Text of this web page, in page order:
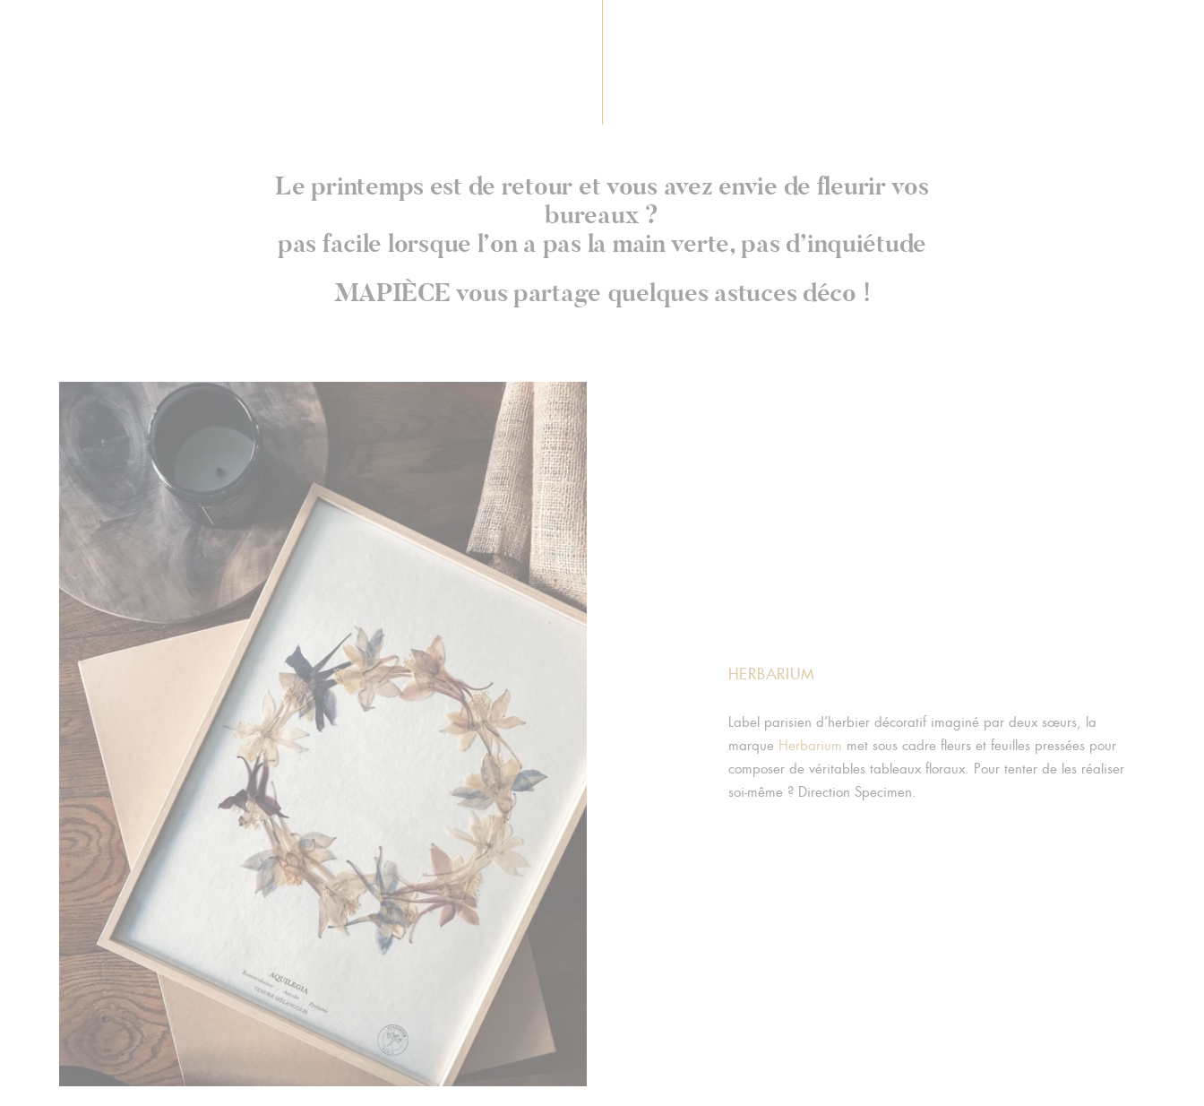
Le printemps est de retour et vous avez envie de fleurir vos
bureaux ?
pas facile lorsque l’on a pas la main verte, pas d’inquiétude
MAPIÈCE vous partage quelques astuces déco !
HERBARIUM
Label parisien d’herbier décoratif imaginé par deux sœurs, la
marque Herbarium met sous cadre fleurs et feuilles pressées pour
composer de véritables tableaux floraux. Pour tenter de les réaliser
soi-même ? Direction Specimen.